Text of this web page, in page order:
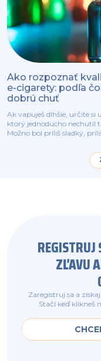
Ako rozpoznať
e-cigarety: podľa
dobrú chuť
Ak vapuješ dlhšie, určite si
ktorý jednoducho nechutil
Možno bol príliš sladký,
liquidu sa dá rozoznať
ZĽAVU
Zaregistruj sa a
Stačí keď klikneš